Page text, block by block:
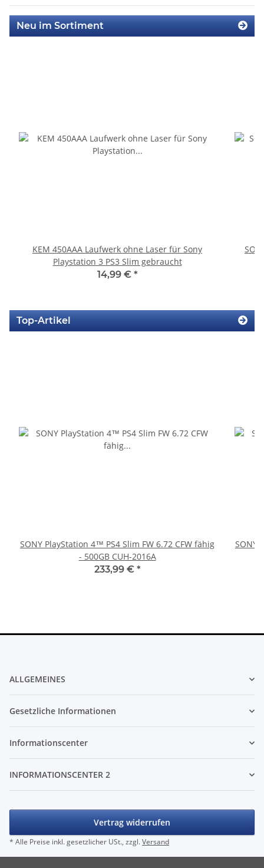
Neu im Sortiment
KEM 450AAA Laufwerk ohne Laser für Sony
Playstation 3 PS3 Slim gebraucht
14,99 € *
Top-Artikel
SONY PlayStation 4™ PS4 Slim FW 6.72 CFW fähig
- 500GB CUH-2016A
233,99 € *
SONY
ALLGEMEINES
Gesetzliche Informationen
Informationscenter
INFORMATIONSCENTER 2
Vertrag widerrufen
* Alle Preise inkl. gesetzlicher USt., zzgl.Versand